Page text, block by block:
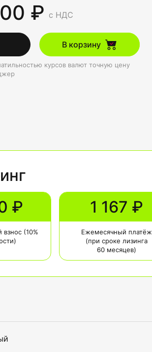
₽ с НДС
В корзину
курсов валют точную цену
₽
взнос (10%
1 167 ₽
Ежемесячный платёж
(при сроке лизинга
60 месяцев)